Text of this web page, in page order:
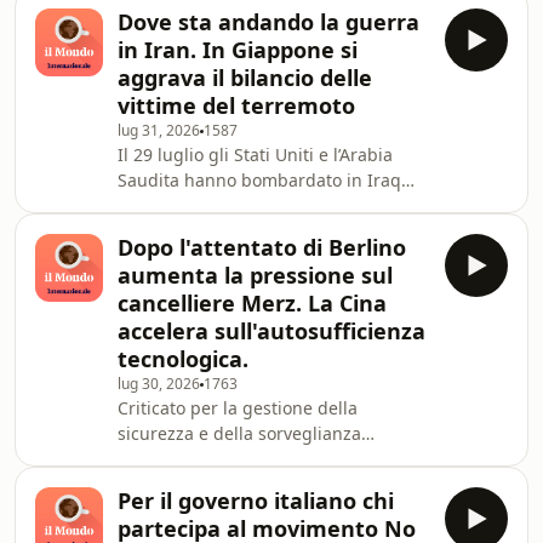
internazionale.it/abbonatiConsulenza
editoriale di Ch
podcast@internazionale.it Se ascolti
questo podcast e ti piace, abbonati a
Internazionale. È un modo concreto
per sostenerci e per aiutarci a
garantire ogni giorno un’informazione
di qualità. Vai su
internazionale.it/abbonatiConsulenza
editoriale di Ch
Dove sta andando la guerra
in Iran. In Giappone si
aggrava il bilancio delle
vittime del terremoto
lug 31, 2026 1587
Il 29 luglio gli Stati Uniti e l’Arabia
Saudita hanno bombardato in Iraq
colpito installazioni militari
statunitensi in Giordania e due navi in
un porto in Egitto. Con Lorenzo
Trombetta, giornalistaContinuano le
ricerche sotto le macerie del centro
commerciale di Kumamoto, sull’isola
di Kyushu, che è in parte collassato
dopo una
Dopo l'attentato di Berlino
aumenta la pressione sul
cancelliere Merz. La Cina
accelera sull'autosufficienza
tecnologica.
lug 30, 2026 1763
Criticato per la gestione della
sicurezza e della sorveglianza
suo partito dopo il recente rimasto di
governo, a meno di due mesi dalle
Per il governo italiano chi
partecipa al movimento No